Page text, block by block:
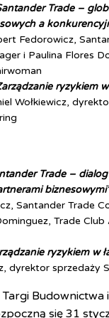
Trade –
a
Fedorowicz,
i Paulina Flores
ryzykiem
Wołkiewicz,
Trade –
Santander Trade
Trade Club
ryzykiem w
dyrektor sprzedaży
Budownictwa
się 31